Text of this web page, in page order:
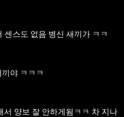
센스도 없음 병신 새끼가 ㅋㅋ
야 ㅋㅋㅋ
서 양보 잘 안하게됨ㅋㅋ 차 지나